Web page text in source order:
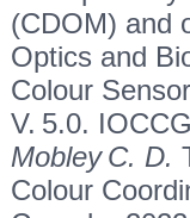
(CDOM) and
Optics and
Colour
V. 5.0.
Mobley C. D.
Colour